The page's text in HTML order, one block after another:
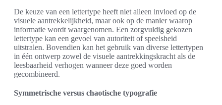
De keuze van een lettertype heeft niet alleen invloed op de
visuele aantrekkelijkheid, maar ook op de manier waarop
informatie wordt waargenomen. Een zorgvuldig gekozen
lettertype kan een gevoel van autoriteit of speelsheid
uitstralen. Bovendien kan het gebruik van diverse lettertypen
in één ontwerp zowel de visuele aantrekkingskracht als de
leesbaarheid verhogen wanneer deze goed worden
gecombineerd.
Symmetrische versus chaotische typografie